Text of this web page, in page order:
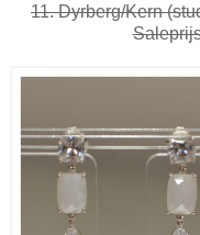
11. Dyrberg/Kern